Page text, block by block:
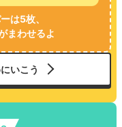
は5枚、
まわせるよ
いこう